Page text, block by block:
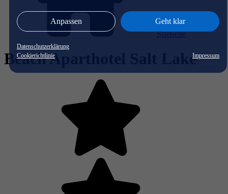
Anpassen Geht klar
Datenschutzerklärung
Cookierichtlinie
Impressum
Startseite
Beach Aparthotel Salt Lake